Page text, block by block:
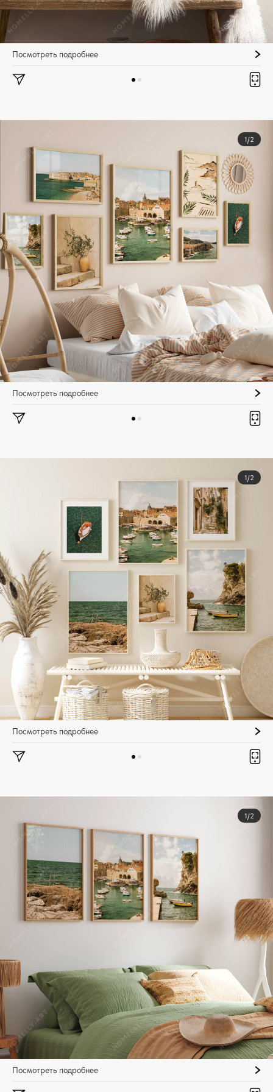
Посмотреть подробнее
1/2
Посмотреть подробнее
1/2
Посмотреть подробнее
1/2
Посмотреть подробнее